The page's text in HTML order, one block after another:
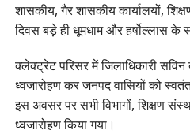
शासकीय, गैर शासकीय कार्यालयों,
दिवस बड़े ही धूमधाम और हर्षाेल्लास के
क्लेक्ट्रेट परिसर में जिलाधिकारी
ध्वजारोहण कर जनपद वासियों को
इस अवसर पर सभी विभागों, शिक्षण
ध्वजारोहण किया गया।